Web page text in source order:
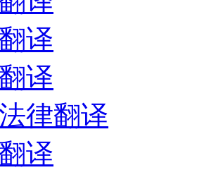
译
译
律翻译
译